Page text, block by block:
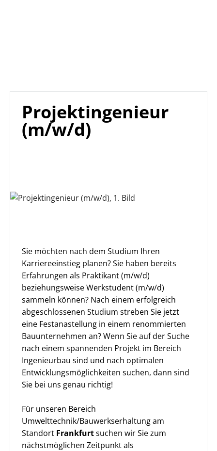
Projektingenieur
(m/w/d)
Sie möchten nach dem Studium Ihren
Karriereeinstieg planen? Sie haben bereits
Erfahrungen als Praktikant (m/w/d)
beziehungsweise Werkstudent (m/w/d)
sammeln können? Nach einem erfolgreich
abgeschlossenen Studium streben Sie jetzt
eine Festanastellung in einem renommierten
Bauunternehmen an? Wenn Sie auf der Suche
nach einem spannenden Projekt im Bereich
Ingenieurbau sind und nach optimalen
Entwicklungsmöglichkeiten suchen, dann sind
Sie bei uns genau richtig!
Für unseren Bereich
Umwelttechnik/Bauwerkserhaltung am
Standort Frankfurtsuchen wir Sie zum
nächstmöglichen Zeitpunkt als